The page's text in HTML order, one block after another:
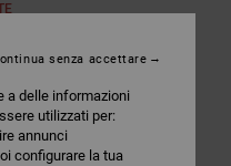
a delle informazioni
utilizzati per:
annunci
configurare la tua
senza accettare